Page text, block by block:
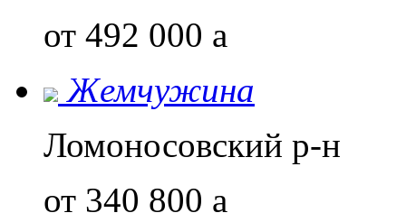
от 492 000 a
Жемчужина
Ломоносовский р-н
от 340 800 a